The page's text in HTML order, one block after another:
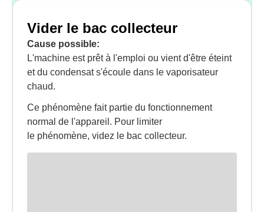
Vider le bac collecteur
Cause possible:
L'machine est prêt à l'emploi ou vient d'être éteint
et du condensat s'écoule dans le vaporisateur
chaud.
Ce phénomène fait partie du fonctionnement
normal de l'appareil. Pour limiter
le phénomène, videz le bac collecteur.